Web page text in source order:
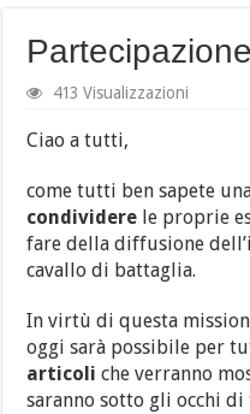
413 Visualizzazioni
Ciao a tutti,
come tutti ben sapete
condividere le proprie
fare della diffusione
cavallo di battaglia.
In virtù di questa
oggi sarà possibile per
articoli che verranno
saranno sotto gli occhi